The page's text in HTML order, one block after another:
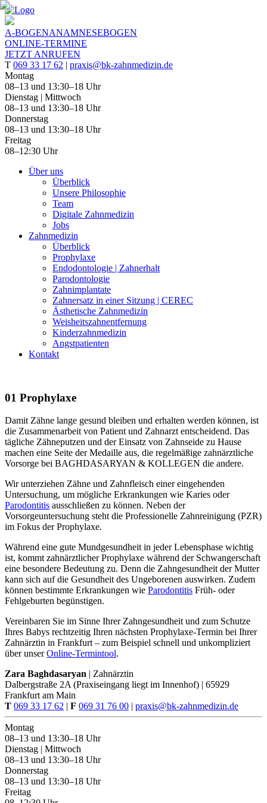
A-BOGENANAMNESEBOGEN
ONLINE-TERMINE
JETZT ANRUFEN
T 069 33 17 62 | praxis@bk-zahnmedizin.de
Montag
08–13 und 13:30–18 Uhr
Dienstag | Mittwoch
08–13 und 13:30–18 Uhr
Donnerstag
08–13 und 13:30–18 Uhr
Freitag
08–12:30 Uhr
Über uns
Überblick
Unsere Philosophie
Team
Digitale Zahnmedizin
Jobs
Zahnmedizin
Überblick
Prophylaxe
Endodontologie | Zahnerhalt
Parodontologie
Zahnimplantate
Zahnersatz in einer Sitzung | CEREC
Ästhetische Zahnmedizin
Weisheitszahn­entfernung
Kinder­zahnmedizin
Angst­patienten
Kontakt
01 Prophylaxe
Damit Zähne lange gesund bleiben und erhalten werden können, ist
die Zusammenarbeit von Patient und Zahnarzt entscheidend. Das
tägliche Zähneputzen und der Einsatz von Zahnseide zu Hause
machen eine Seite der Medaille aus, die regelmäßige zahnärztliche
Vorsorge bei BAGHDASARYAN & KOLLEGEN die andere.
Wir unterziehen Zähne und Zahnfleisch einer eingehenden
Untersuchung, um mögliche Erkrankungen wie Karies oder
Parodontitis ausschließen zu können. Neben der
Vorsorgeuntersuchung steht die Professionelle Zahnreinigung (PZR)
im Fokus der Prophylaxe.
Während eine gute Mundgesundheit in jeder Lebensphase wichtig
ist, kommt zahnärztlicher Prophylaxe während der Schwangerschaft
eine besondere Bedeutung zu. Denn die Zahngesundheit der Mutter
kann sich auf die Gesundheit des Ungeborenen auswirken. Zudem
können bestimmte Erkrankungen wie Parodontitis Früh- oder
Fehlgeburten begünstigen.
Vereinbaren Sie im Sinne Ihrer Zahngesundheit und zum Schutze
Ihres Babys rechtzeitig Ihren nächsten Prophylaxe-Termin bei Ihrer
Zahnärztin in Frankfurt – zum Beispiel schnell und unkompliziert
über unserOnline-Termintool.
Zara Baghdasaryan | Zahnärztin
Dalbergstraße 2A (Praxiseingang liegt im Innenhof) | 65929
Frankfurt am Main
T 069 33 17 62 | F 069 31 76 00 | praxis@bk-zahnmedizin.de
Montag
08–13 und 13:30–18 Uhr
Dienstag | Mittwoch
08–13 und 13:30–18 Uhr
Donnerstag
08–13 und 13:30–18 Uhr
Freitag